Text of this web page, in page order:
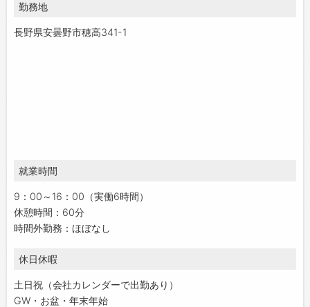
勤務地
長野県安曇野市穂高341-1
就業時間
9：00～16：00（実働6時間）
休憩時間：60分
時間外勤務：ほぼなし
休日休暇
土日祝（会社カレンダーで出勤あり）
GW・お盆・年末年始